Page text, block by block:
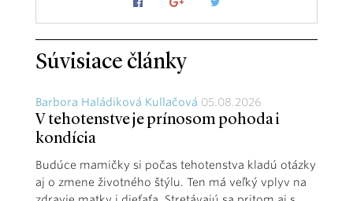
Súvisiace články
Barbora Haládiková Kullačová 05.08.2026
V tehotenstve je prínosom pohoda i
kondícia
Budúce mamičky si počas tehotenstva kladú otázky
aj o zmene životného štýlu. Ten má veľký vplyv na